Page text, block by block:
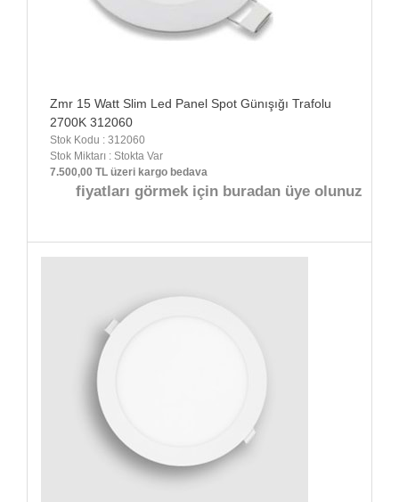
Zmr 15 Watt Slim Led Panel Spot Günışığı Trafolu
2700K 312060
Stok Kodu : 312060
Stok Miktarı : Stokta Var
7.500,00 TL üzeri kargo bedava
fiyatları görmek için buradan üye olunuz